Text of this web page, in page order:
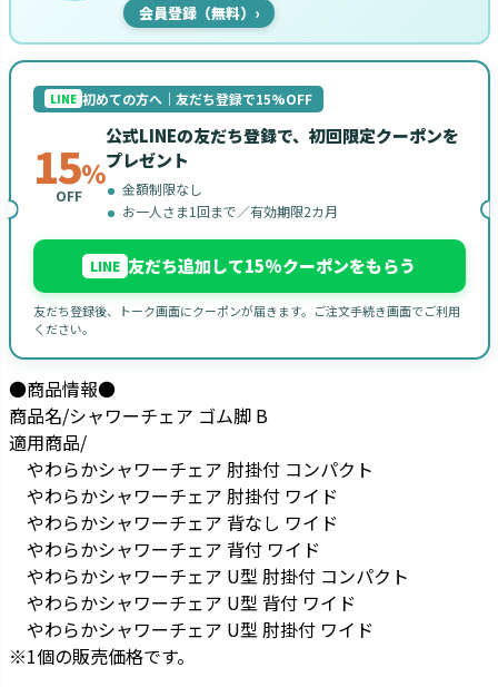
会員登録（無料） ›
LINE 初めての方へ｜友だち登録で15%OFF
15%
OFF
公式LINEの友だち登録で、初回限定クーポンを
プレゼント
金額制限なし
お一人さま1回まで／有効期限2カ月
LINE 友だち追加して15%クーポンをもらう
友だち登録後、トーク画面にクーポンが届きます。ご注文手続き画面でご利用
ください。
●商品情報●
商品名/シャワーチェア ゴム脚 B
適用商品/
やわらかシャワーチェア 肘掛付 コンパクト
やわらかシャワーチェア 肘掛付 ワイド
やわらかシャワーチェア 背なし ワイド
やわらかシャワーチェア 背付 ワイド
やわらかシャワーチェア U型 肘掛付 コンパクト
やわらかシャワーチェア U型 背付 ワイド
やわらかシャワーチェア U型 肘掛付 ワイド
※1個の販売価格です。